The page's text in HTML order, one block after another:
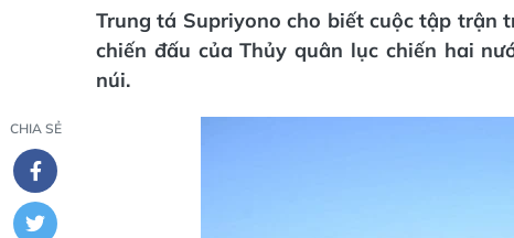
Trung tá Supriyono cho biết cuộc tập trận
chiến đấu của Thủy quân lục chiến hai
núi.
CHIA SẺ